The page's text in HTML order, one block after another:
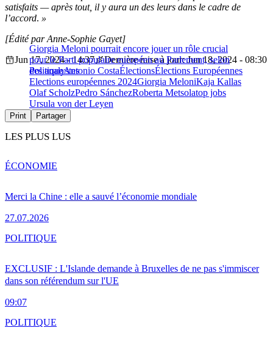
satisfaits — après tout, il y aura un des leurs dans le cadre de
l’accord. »
Giorgia Meloni pourrait encore jouer un rôle crucial
pour le Parti populaire européen au Parlement, selon
des analystes
[Édité par Anne-Sophie Gayet]
Jun 17, 2024 - 14:37
Dernière mise à jour: Jun 18, 2024 - 08:30
PolitiqueAntonio CostaÉlectionsÉlections Européennes
Elections européennes 2024Giorgia MeloniKaja Kallas
Olaf ScholzPedro SánchezRoberta Metsolatop jobs
Ursula von der Leyen
Print Partager
LES PLUS LUS
Merci la Chine : elle a sauvé l’économie mondiale
27.07.2026
ÉCONOMIE
EXCLUSIF : L'Islande demande à Bruxelles de ne pas s'immiscer
dans son référendum sur l'UE
09:07
POLITIQUE
POLITIQUE